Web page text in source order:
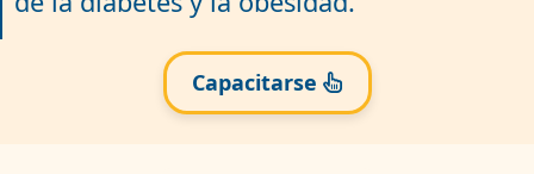
Capacitarse